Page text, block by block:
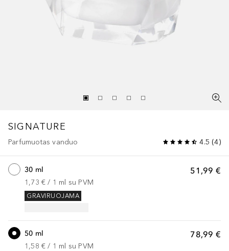
SIGNATURE
Parfumuotas vanduo 4.5 (4)
51,99 €
30 ml
1,73 € / 1 ml su PVM
GRAVIRUOJAMA
78,99 €
50 ml
1,58 € / 1 ml su PVM